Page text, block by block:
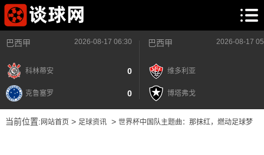
巴西甲 2026-08-17 06:30
科林蒂安 0
克鲁塞罗 0
巴西甲 2026-08-17
维多利亚
博塔弗戈
当前位置: 网站首页> 足球资讯> 世界杯中国队主题曲：那抹红，燃动足球梦